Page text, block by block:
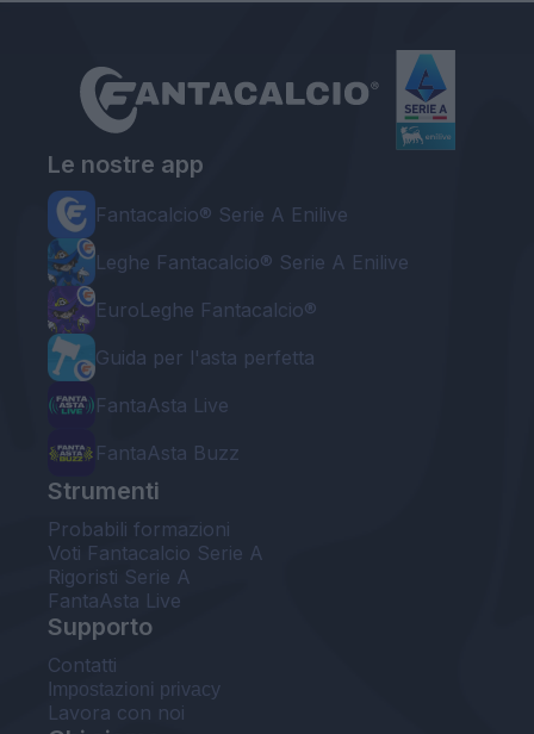
Le nostre app
Fantacalcio® Serie A Enilive
Leghe Fantacalcio® Serie A Enilive
EuroLeghe Fantacalcio®
Guida per l'asta perfetta
FantaAsta Live
FantaAsta Buzz
Strumenti
Probabili formazioni
Voti Fantacalcio Serie A
Rigoristi Serie A
FantaAsta Live
Supporto
Contatti
Impostazioni privacy
Lavora con noi